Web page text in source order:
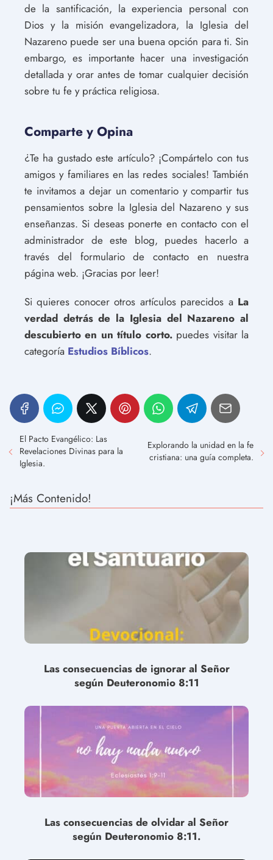
de la santificación, la experiencia personal con
Dios y la misión evangelizadora, la Iglesia del
Nazareno puede ser una buena opción para ti. Sin
embargo, es importante hacer una investigación
detallada y orar antes de tomar cualquier decisión
sobre tu fe y práctica religiosa.
Comparte y Opina
¿Te ha gustado este artículo? ¡Compártelo con tus
amigos y familiares en las redes sociales! También
te invitamos a dejar un comentario y compartir tus
pensamientos sobre la Iglesia del Nazareno y sus
enseñanzas. Si deseas ponerte en contacto con el
administrador de este blog, puedes hacerlo a
través del formulario de contacto en nuestra
página web. ¡Gracias por leer!
Si quieres conocer otros artículos parecidos a La
verdad detrás de la Iglesia del Nazareno al
descubierto en un título corto.puedes visitar la
categoría Estudios Bíblicos.
El Pacto Evangélico: Las
Revelaciones Divinas para la
Iglesia.
Explorando la unidad en la fe
cristiana: una guía completa.
¡Más Contenido!
Las consecuencias de ignorar al Señor
según Deuteronomio 8:11
Las consecuencias de olvidar al Señor
según Deuteronomio 8:11.